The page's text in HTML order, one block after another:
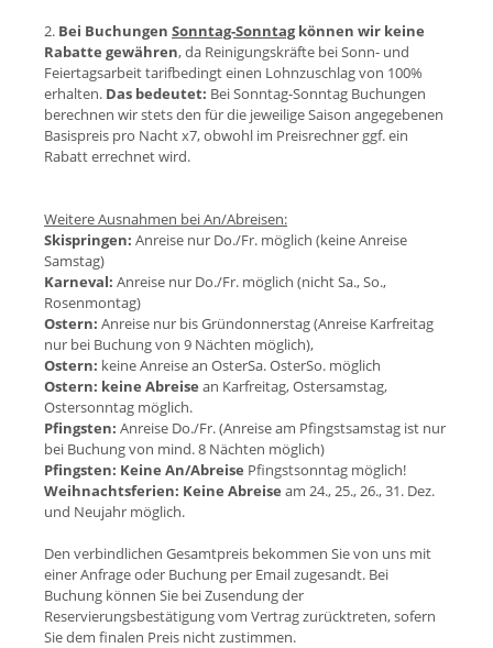
2. Bei Buchungen Sonntag-Sonntagkönnen wir keine
Rabatte gewähren, da Reinigungskräfte bei Sonn- und
Feiertagsarbeit tarifbedingt einen Lohnzuschlag von 100%
erhalten. Das bedeutet: Bei Sonntag-Sonntag Buchungen
berechnen wir stets den für die jeweilige Saison angegebenen
Basispreis pro Nacht x7, obwohl im Preisrechner ggf. ein
Rabatt errechnet wird.
Weitere Ausnahmen bei An/Abreisen:
Skispringen: Anreise nur Do./Fr. möglich (keine Anreise
Samstag)
Karneval: Anreise nur Do./Fr. möglich (nicht Sa., So.,
Rosenmontag)
Ostern: Anreise nur bis Gründonnerstag (Anreise Karfreitag
nur bei Buchung von 9 Nächten möglich),
Ostern: keine Anreise an OsterSa. OsterSo. möglich
Ostern: keine Abreise an Karfreitag, Ostersamstag,
Ostersonntag möglich.
Pfingsten: Anreise Do./Fr. (Anreise am Pfingstsamstag ist nur
bei Buchung von mind. 8 Nächten möglich)
Pfingsten: Keine An/Abreise Pfingstsonntag möglich!
Weihnachtsferien: Keine Abreise am 24., 25., 26., 31. Dez.
und Neujahr möglich.
Den verbindlichen Gesamtpreis bekommen Sie von uns mit
einer Anfrage oder Buchung per Email zugesandt. Bei
Buchung können Sie bei Zusendung der
Reservierungsbestätigung vom Vertrag zurücktreten, sofern
Sie dem finalen Preis nicht zustimmen.